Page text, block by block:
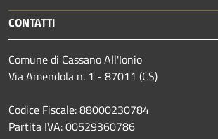
CONTATTI
Comune di Cassano All'Ionio
Via Amendola n. 1 - 87011 (CS)
Codice Fiscale: 88000230784
Partita IVA: 00529360786